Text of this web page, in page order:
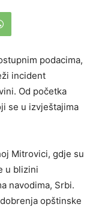
podacima,
incident
Od početka
se u izvještajima
Mitrovici, gdje su
u blizini
navodima, Srbi.
opštinske